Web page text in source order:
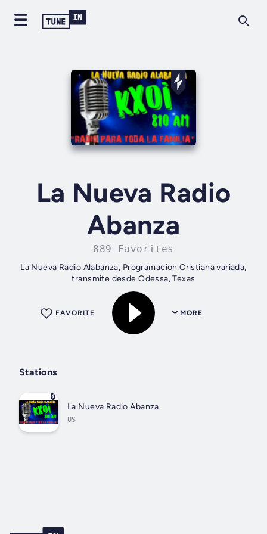
La Nueva Radio
Abanza
889 Favorites
La Nueva Radio Alabanza, Programacion Cristiana variada,
transmite desde Odessa, Texas
MORE
FAVORITE
Stations
La Nueva Radio Abanza
US